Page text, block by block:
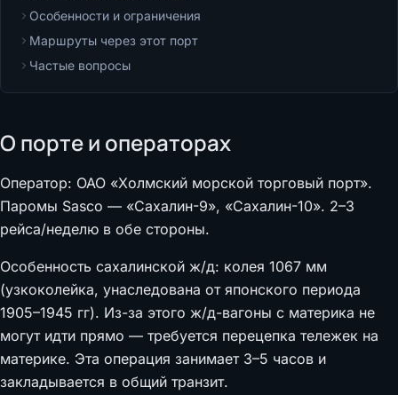
Особенности и ограничения
Маршруты через этот порт
Частые вопросы
О порте и операторах
Оператор: ОАО «Холмский морской торговый порт».
Паромы Sasco — «Сахалин-9», «Сахалин-10». 2–3
рейса/неделю в обе стороны.
Особенность сахалинской ж/д: колея 1067 мм
(узкоколейка, унаследована от японского периода
1905–1945 гг). Из-за этого ж/д-вагоны с материка не
могут идти прямо — требуется перецепка тележек на
материке. Эта операция занимает 3–5 часов и
закладывается в общий транзит.